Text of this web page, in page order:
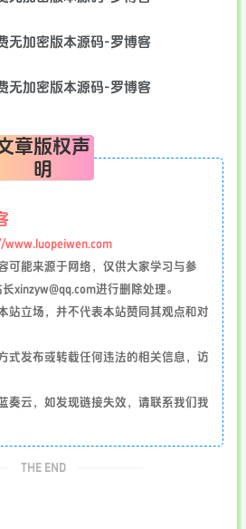
章版权声
明
www.luopeiwen.com
可能来源于网络，仅供大家学习与参
xinzyw@qq.com进行删除处理。
站立场，并不代表本站赞同其观点和对
式发布或转载任何违法的相关信息，访
奏云，如发现链接失效，请联系我们我
THE END